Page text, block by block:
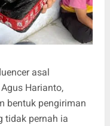
asal
Harianto,
bentuk pengiriman
tidak pernah ia